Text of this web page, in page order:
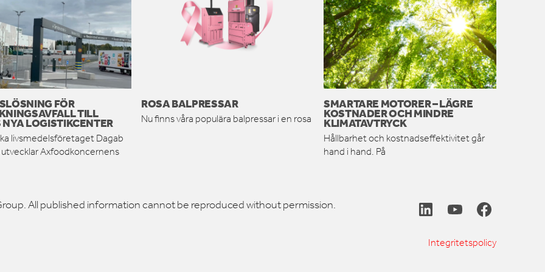
FÖR
TILL
LOGISTIKCENTER
livsmedelsföretaget Dagab
Axfoodkoncernens
ROSA BALPRESSAR
Nu finns våra populära balpressar i en rosa
SMARTARE MOTORER – LÄGRE
KOSTNADER OCH MINDRE
KLIMATAVTRYCK
Hållbarhet och kostnadseffektivitet går
hand i hand. På
All published information cannot be reproduced without permission.
Integritetspolicy